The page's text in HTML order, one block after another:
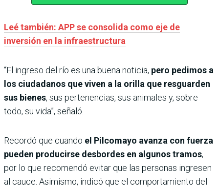
Leé también: APP se consolida como eje de
inversión en la infraestructura
“El ingreso del río es una buena noticia, pero pedimos a
los ciudadanos que viven a la orilla que resguarden
sus bienes, sus pertenencias, sus animales y, sobre
todo, su vida”, señaló.
Recordó que cuando el Pilcomayo avanza con fuerza
pueden producirse desbordes en algunos tramos,
por lo que recomendó evitar que las personas ingresen
al cauce. Asimismo, indicó que el comportamiento del